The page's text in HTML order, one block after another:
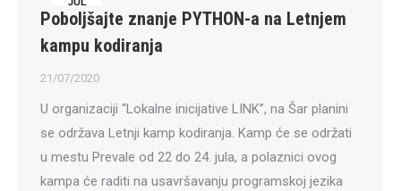
21
Poboljšajte znanje PYTHON-a na Letnjem
kampu kodiranja
21/07/2020
U organizaciji “Lokalne inicijative LINK”, na Šar planini
se održava Letnji kamp kodiranja. Kamp će se održati
u mestu Prevale od 22 do 24. jula, a polaznici ovog
kampa će raditi na usavršavanju programskoj jezika